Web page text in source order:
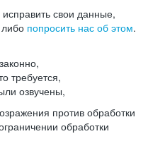
свои данные,
попросить нас об этом.
требуется,
озвучены,
против обработки
обработки